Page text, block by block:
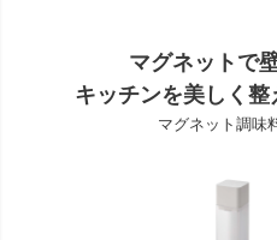
マグネットで
キッチンを美しく
マグネット調味